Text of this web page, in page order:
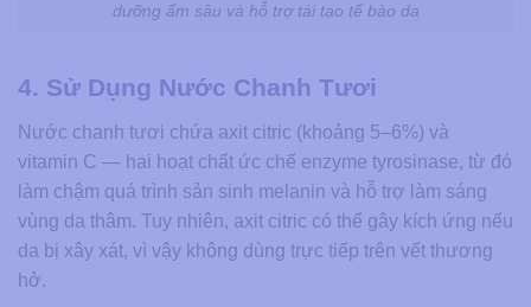
dưỡng ẩm sâu và hỗ trợ tái tạo tế bào da
4. Sử Dụng Nước Chanh Tươi
Nước chanh tươi chứa axit citric (khoảng 5–6%) và
vitamin C — hai hoạt chất ức chế enzyme tyrosinase, từ đó
làm chậm quá trình sản sinh melanin và hỗ trợ làm sáng
vùng da thâm. Tuy nhiên, axit citric có thể gây kích ứng nếu
da bị xây xát, vì vậy không dùng trực tiếp trên vết thương
hở.